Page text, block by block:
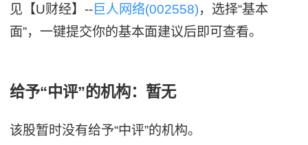
见【U财经】--巨人网络(002558)，选择“基本
面”，一键提交你的基本面建议后即可查看。
给予“中评”的机构：暂无
该股暂时没有给予“中评”的机构。